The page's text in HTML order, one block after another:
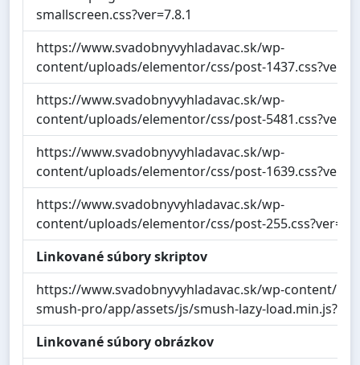
smallscreen.css?ver=7.8.1
https://www.svadobnyvyhladavac.sk/wp-
content/uploads/elementor/css/post-
https://www.svadobnyvyhladavac.sk/wp-
content/uploads/elementor/css/post-
https://www.svadobnyvyhladavac.sk/wp-
content/uploads/elementor/css/post-
https://www.svadobnyvyhladavac.sk/wp-
content/uploads/elementor/css/post-
Linkované súbory skriptov
https://www.svadobnyvyhladavac.sk/wp-content/
smush-pro/app/assets/js/smush-lazy-
Linkované súbory obrázkov